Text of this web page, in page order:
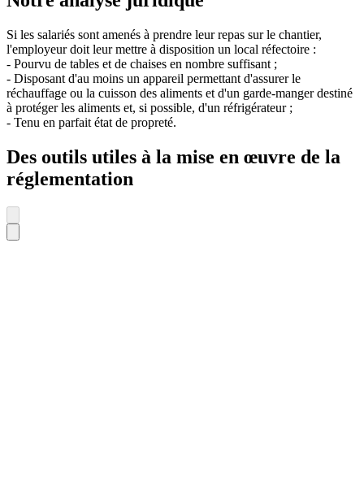
Si les salariés sont amenés à prendre leur repas sur le chantier,
l'employeur doit leur mettre à disposition un local réfectoire :
- Pourvu de tables et de chaises en nombre suffisant ;
- Disposant d'au moins un appareil permettant d'assurer le
réchauffage ou la cuisson des aliments et d'un garde-manger destiné
à protéger les aliments et, si possible, d'un réfrigérateur ;
- Tenu en parfait état de propreté.
Des outils utiles à la mise en œuvre de la
réglementation